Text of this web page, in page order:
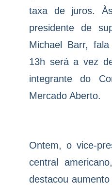
taxa de juros.
presidente de
Michael Barr,
13h será a vez
integrante do
Mercado Aberto.
Ontem, o vice-
central
destacou